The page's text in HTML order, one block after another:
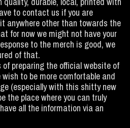
to contact us if you are
anywhere other than towards the
for now we might not have your
to the merch is good, we
of that.
preparing the official website of
to be more comfortable and
(especially with this shitty new
the place where you can truly
all the information via an